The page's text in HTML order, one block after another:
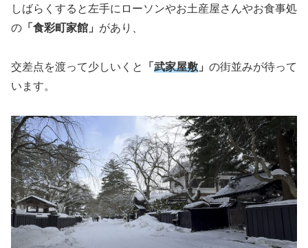
しばらくすると左手にローソンやお土産屋さんやお食事処
の 「食彩町家館」 があり、
交差点を渡って少しいくと 「 武家屋敷 」 の街並みが待って
います。